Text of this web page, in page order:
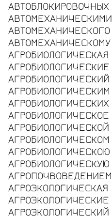
АВТОБЛОКИРОВОЧНЫХ
АВТОМЕХАНИЧЕСКИМИ
АВТОМЕХАНИЧЕСКОГО
АВТОМЕХАНИЧЕСКОМУ
АГРОБИОЛОГИЧЕСКАЯ
АГРОБИОЛОГИЧЕСКИЕ
АГРОБИОЛОГИЧЕСКИЙ
АГРОБИОЛОГИЧЕСКИМ
АГРОБИОЛОГИЧЕСКИХ
АГРОБИОЛОГИЧЕСКОЕ
АГРОБИОЛОГИЧЕСКОЙ
АГРОБИОЛОГИЧЕСКОМ
АГРОБИОЛОГИЧЕСКОЮ
АГРОБИОЛОГИЧЕСКУЮ
АГРОПОЧВОВЕДЕНИЕМ
АГРОЭКОЛОГИЧЕСКАЯ
АГРОЭКОЛОГИЧЕСКИЕ
АГРОЭКОЛОГИЧЕСКИЙ